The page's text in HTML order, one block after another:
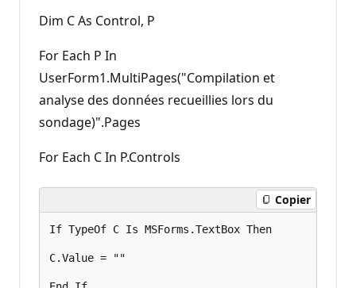
Dim C As Control, P
For Each P In
UserForm1.MultiPages("Compilation et
analyse des données recueillies lors du
sondage)".Pages
For Each C In P.Controls
Copier
If TypeOf C Is MSForms.TextBox Then
C.Value = ""